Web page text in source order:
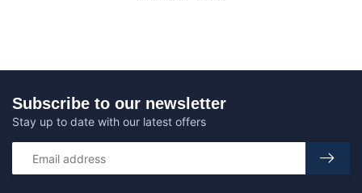
Subscribe to our newsletter
Stay up to date with our latest offers